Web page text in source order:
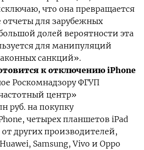
что она превращается
отчеты для зарубежных
долей вероятности эта
для манипуляций
санкций».
к отключению iPhone
Роскомнадзору ФГУП
центр»
руб. на покупку
четырех планшетов iPad
других производителей,
Samsung, Vivo и Oppo